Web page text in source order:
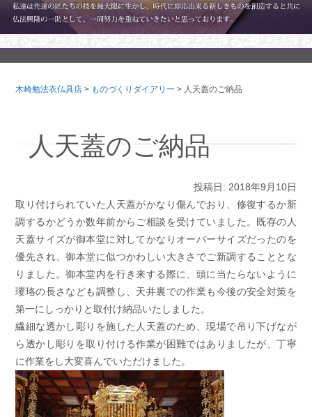
木崎勉法衣仏具店 > ものづくりダイアリー > 人天蓋のご納品
人天蓋のご納品
投稿日: 2018年9月10日
取り付けられていた人天蓋がかなり傷んでおり、修復するか新
調するかどうか数年前からご相談を受けていました。既存の人
天蓋サイズが御本堂に対してかなりオーバーサイズだったのを
優先され、御本堂に似つかわしい大きさでご新調することとな
りました。御本堂内を行き来する際に、頭に当たらないように
瓔珞の長さなども調整し、天井裏での作業も今後の安全対策を
第一にしっかりと取付け納品いたしました。
繊細な透かし彫りを施した人天蓋のため、現場で吊り下げなが
ら透かし彫りを取り付ける作業が困難ではありましたが、丁寧
に作業をし大変喜んでいただけました。